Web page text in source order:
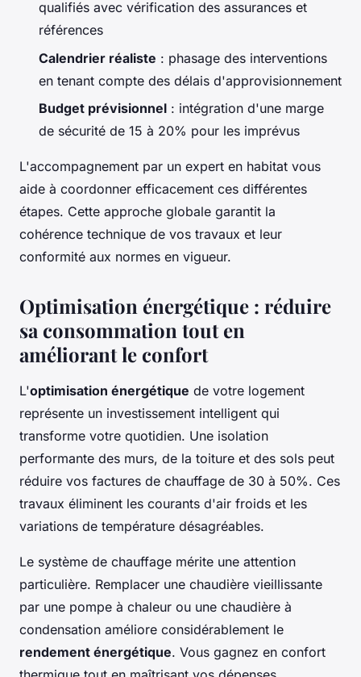
qualifiés avec vérification des assurances et
références
Calendrier réaliste : phasage des interventions
en tenant compte des délais d'approvisionnement
Budget prévisionnel : intégration d'une marge
de sécurité de 15 à 20% pour les imprévus
L'accompagnement par un expert en habitat vous
aide à coordonner efficacement ces différentes
étapes. Cette approche globale garantit la
cohérence technique de vos travaux et leur
conformité aux normes en vigueur.
Optimisation énergétique : réduire
sa consommation tout en
améliorant le confort
L'optimisation énergétique de votre logement
représente un investissement intelligent qui
transforme votre quotidien. Une isolation
performante des murs, de la toiture et des sols peut
réduire vos factures de chauffage de 30 à 50%. Ces
travaux éliminent les courants d'air froids et les
variations de température désagréables.
Le système de chauffage mérite une attention
particulière. Remplacer une chaudière vieillissante
par une pompe à chaleur ou une chaudière à
condensation améliore considérablement le
rendement énergétique. Vous gagnez en confort